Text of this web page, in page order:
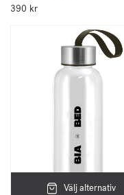
390 kr
Välj alternativ